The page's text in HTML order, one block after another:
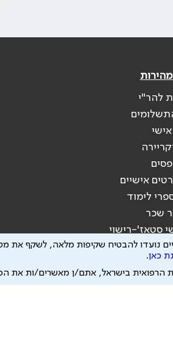
להר"י
אישיים
לימוד
שכר
סטאז'-רישוי
נועדו להבטיח שקיפות מלאה, לשקף את
כאן.
הרפואית בישראל, אתם/ן מאשרים/ות את